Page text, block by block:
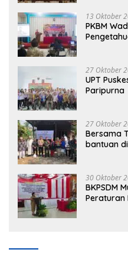
13 Oktober
PKBM
27 Oktober
UPT
Paripurna
27 Oktober
Bersama
bantuan
30 Oktober
BKPSDM
Peraturan